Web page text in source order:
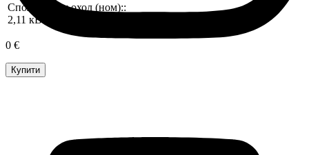
Споживання охол (ном)::
2,11 кВт
0 €
Купити